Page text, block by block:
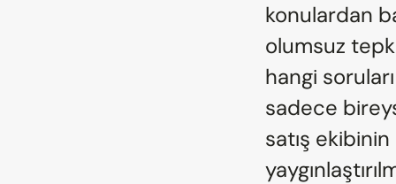
konulardan
olumsuz
hangi
sadece
satış